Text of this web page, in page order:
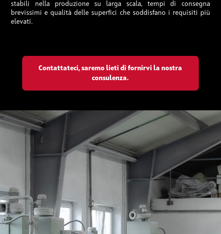
stabili nella produzione su larga scala, tempi di consegna
brevissimi e qualità delle superfici che soddisfano i requisiti più
elevati.
Contattateci, saremo lieti di fornirvi la nostra
consulenza.